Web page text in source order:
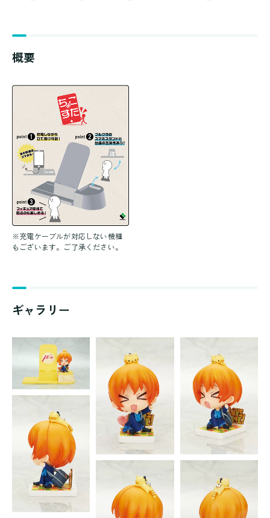
概要
※充電ケーブルが対応しない機種
もございます。ご了承ください。
ギャラリー